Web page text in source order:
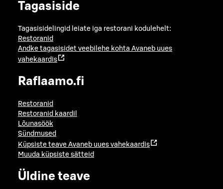
Tagasiside
Tagasisidelingid leiate iga restorani kodulehelt:
Restoranid
Andke tagasisidet veebilehe kohta Avaneb uues
vahekaardis
Raflaamo.fi
Restoranid
Restoranid kaardil
Lõunasöök
Sündmused
Küpsiste teave Avaneb uues vahekaardis
Muuda küpsiste sätteid
Üldine teave